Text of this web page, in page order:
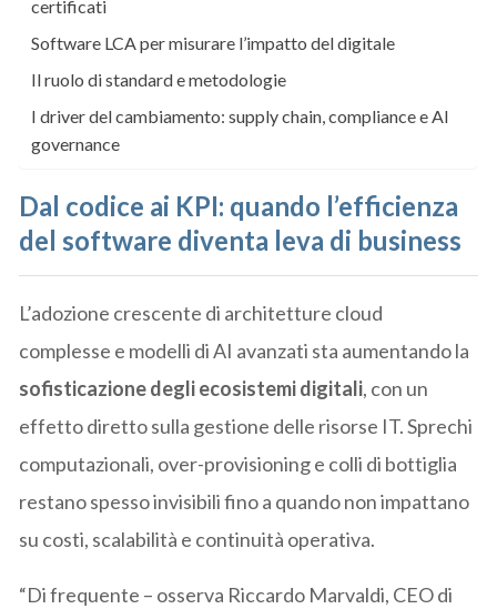
certificati
Software LCA per misurare l’impatto del digitale
Il ruolo di standard e metodologie
I driver del cambiamento: supply chain, compliance e AI
governance
Dal codice ai KPI: quando l’efficienza
del software diventa leva di business
L’adozione crescente di architetture cloud
complesse e modelli di AI avanzati sta aumentando la
sofisticazione degli ecosistemi digitali, con un
effetto diretto sulla gestione delle risorse IT. Sprechi
computazionali, over-provisioning e colli di bottiglia
restano spesso invisibili fino a quando non impattano
su costi, scalabilità e continuità operativa.
“Di frequente – osserva Riccardo Marvaldi, CEO di